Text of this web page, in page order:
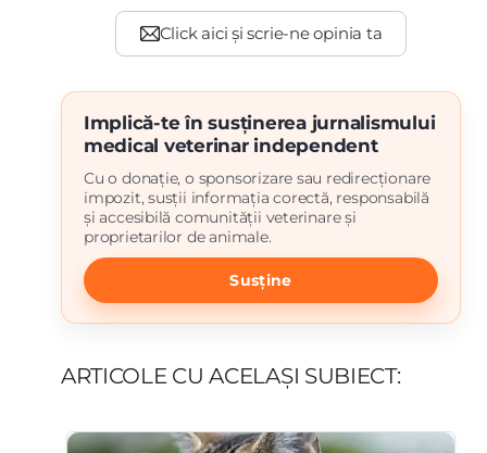
Implică-te în susținerea jurnalismului
medical veterinar independent
Cu o donație, o sponsorizare sau redirecționare
impozit, susții informația corectă, responsabilă
și accesibilă comunității veterinare și
proprietarilor de animale.
Susține
ARTICOLE CU ACELAȘI SUBIECT: